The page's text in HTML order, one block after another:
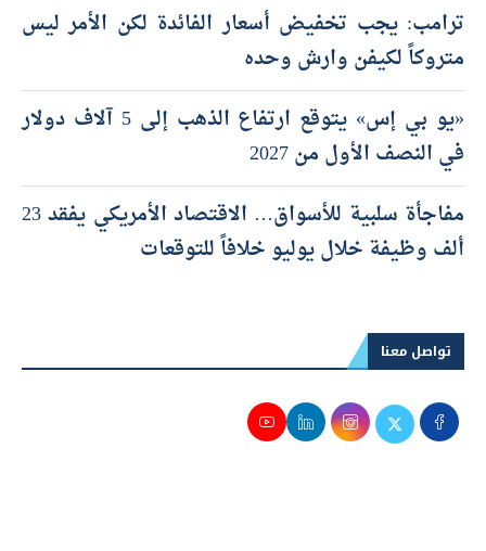
ترامب: يجب تخفيض أسعار الفائدة لكن الأمر ليس
متروكاً لكيفن وارش وحده
«يو بي إس» يتوقع ارتفاع الذهب إلى 5 آلاف دولار
في النصف الأول من 2027
مفاجأة سلبية للأسواق… الاقتصاد الأمريكي يفقد 23
ألف وظيفة خلال يوليو خلافاً للتوقعات
تواصل معنا